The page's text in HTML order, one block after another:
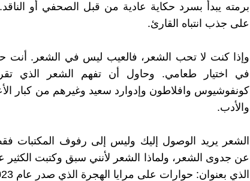
برمته يبدأ بسرد حكاية عادية من قبل الصحفي أو
على جذب انتباه القارئ.
وإذا كنت لا تحب الشعر، فالعيب ليس في الشعر. أنت
في اختيار طعامي. وحاول أن تفهم الشعر الذي
كونفوشيوس وافلاطون وإدوارد سعيد وغيرهم من كبار
والأدب.
الشعر يريد الوصول إليك وليس إلى رفوف المكتبات
عن جدوى الشعر، ولماذا الشعر لأنني سبق وكتبت
الذي بعنوان: حوارات على مرايا الهجرة الذي صدر عام 2023.